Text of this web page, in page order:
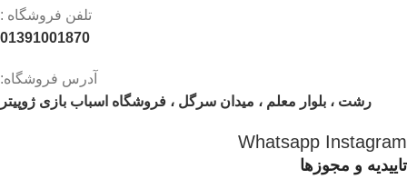
تلفن فروشگاه :
01391001870
آدرس فروشگاه:
رشت ، بلوار معلم ، میدان سرگل ، فروشگاه اسباب بازی ژوپیتر
Whatsapp Instagram
تاییدیه و مجوزها